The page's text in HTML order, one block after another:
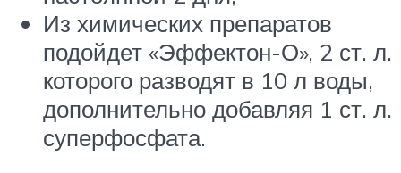
Из химических препаратов
подойдет «Эффектон-О», 2 ст. л.
которого разводят в 10 л воды,
дополнительно добавляя 1 ст. л.
суперфосфата.